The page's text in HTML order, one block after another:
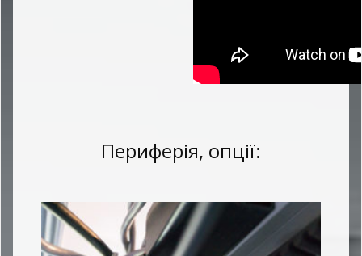
Периферія, опції: